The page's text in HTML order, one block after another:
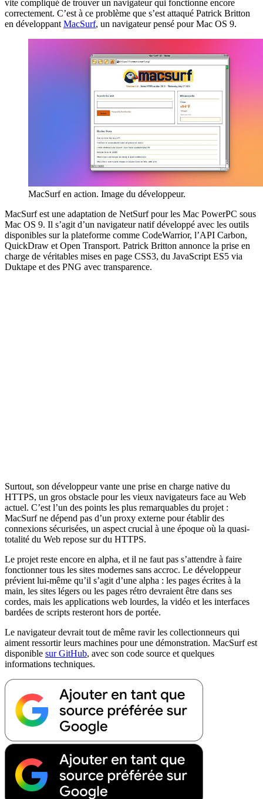
vite compliqué de trouver un navigateur qui fonctionne encore
correctement. C’est à ce problème que s’est attaqué Patrick Britton
en développant MacSurf, un navigateur pensé pour Mac OS 9.
MacSurf en action. Image du développeur.
MacSurf est une adaptation de NetSurf pour les Mac PowerPC sous
Mac OS 9. Il s’agit d’un navigateur natif développé avec les outils
disponibles sur la plateforme comme CodeWarrior, l’API Carbon,
QuickDraw et Open Transport. Patrick Britton annonce la prise en
charge de véritables mises en page CSS3, du JavaScript ES5 via
Duktape et des PNG avec transparence.
Surtout, son développeur vante une prise en charge native du
HTTPS, un gros obstacle pour les vieux navigateurs face au Web
actuel. C’est l’un des points les plus remarquables du projet :
MacSurf ne dépend pas d’un proxy externe pour établir des
connexions sécurisées, un aspect crucial à une époque où la quasi-
totalité du Web repose sur du HTTPS.
Le projet reste encore en alpha, et il ne faut pas s’attendre à faire
fonctionner tous les sites modernes sans accroc. Le développeur
prévient lui-même qu’il s’agit d’une alpha : les pages écrites à la
main, les sites légers ou les pages rétro devraient être dans ses
cordes, mais les applications web lourdes, la vidéo et les interfaces
bardées de scripts resteront hors de portée.
Le navigateur devrait tout de même ravir les collectionneurs qui
aiment ressortir leurs machines pour une démonstration. MacSurf est
disponible sur GitHub, avec son code source et quelques
informations techniques.